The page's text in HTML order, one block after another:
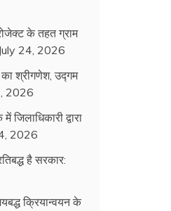
के तहत ग्राम
July 24, 2026
का श्रीगणेश, उद्गम
2026
द्वारा
2026
है सरकार:
क्रियान्वयन के